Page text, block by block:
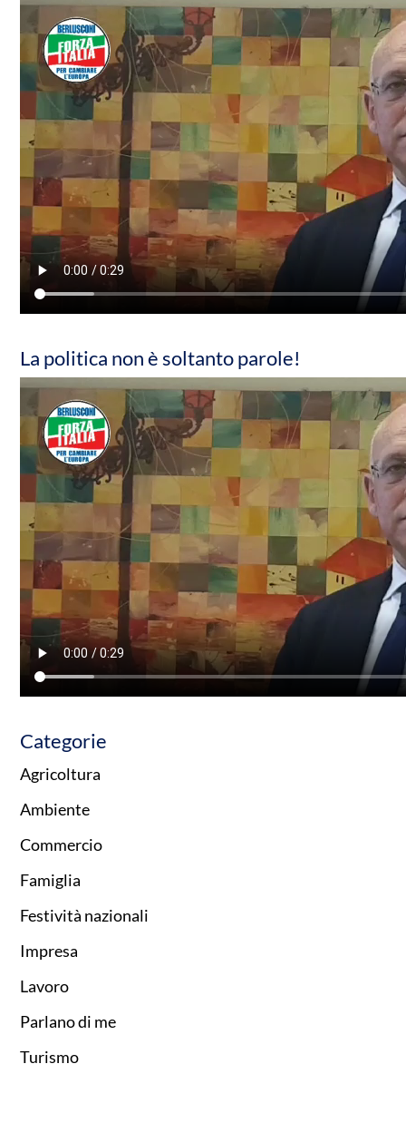
La politica non è soltanto parole!
Categorie
Agricoltura
Ambiente
Commercio
Famiglia
Festività nazionali
Impresa
Lavoro
Parlano di me
Turismo